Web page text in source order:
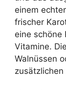
einem
frischer
eine schöne
Vitamine.
Walnüssen